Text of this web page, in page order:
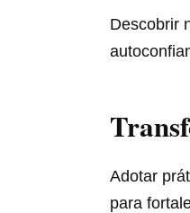
Descobrir
Adotar
para